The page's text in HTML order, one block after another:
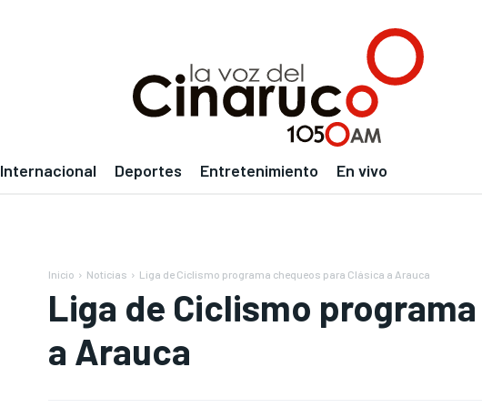
Internacional Deportes Entretenimiento En vivo
Inicio Noticias Liga de Ciclismo programa chequeos para Clásica a Arauca
Liga de Ciclismo
a Arauca